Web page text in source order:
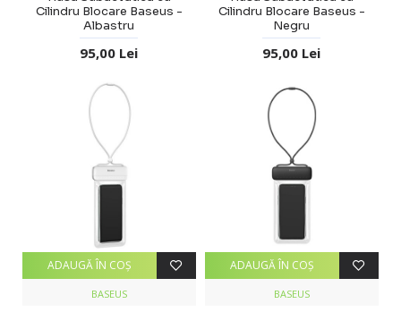
Cilindru Blocare Baseus -
Albastru
95,00 Lei
Cilindru Blocare Baseus -
Negru
95,00 Lei
BASEUS
ADAUGĂ ÎN COŞ
BASEUS
ADAUGĂ ÎN COŞ